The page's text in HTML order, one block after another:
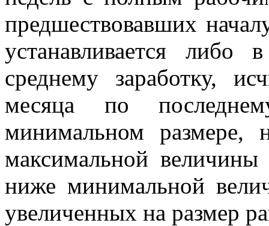
предшествовавших
устанавливается
среднему заработку,
месяца по
минимальном
максимальной
ниже минимальной
увеличенных на размер